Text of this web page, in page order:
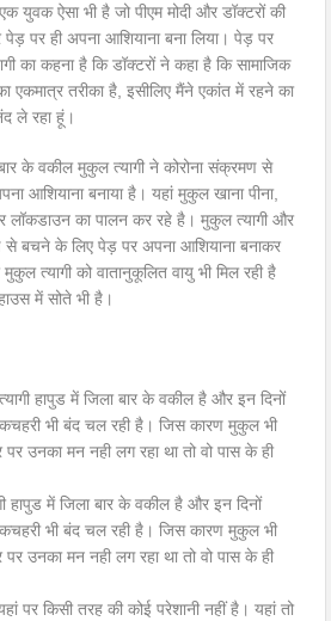
युवक ऐसा भी है जो पीएम मोदी और डॉक्टरों की
पर ही अपना आशियाना बना लिया। पेड़ पर
का कहना है कि डॉक्टरों ने कहा है कि सामाजिक
एकमात्र तरीका है, इसीलिए मैंने एकांत में रहने का
ले रहा हूं।
के वकील मुकुल त्यागी ने कोरोना संक्रमण से
आशियाना बनाया है। यहां मुकुल खाना पीना,
लॉकडाउन का पालन कर रहे है। मुकुल त्यागी और
से बचने के लिए पेड़ पर अपना आशियाना बनाकर
त्यागी को वातानुकूलित वायु भी मिल रही है
में सोते भी है।
हापुड में जिला बार के वकील है और इन दिनों
कचहरी भी बंद चल रही है। जिस कारण मुकुल भी
उनका मन नही लग रहा था तो वो पास के ही
पर किसी तरह की कोई परेशानी नहीं है। यहां तो